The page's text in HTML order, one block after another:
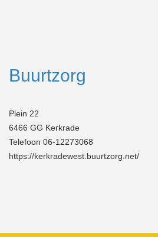
Buurtzorg
Plein 22
6466 GG Kerkrade
Telefoon 06-12273068
https://kerkradewest.buurtzorg.net/